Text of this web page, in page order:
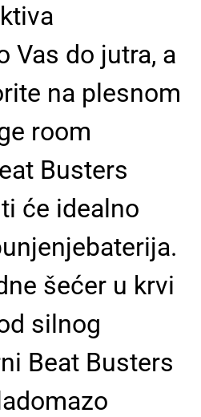
Vas do jutra, a
na plesnom
room
Busters
će idealno
šećer u krvi
silnog
Beat Busters